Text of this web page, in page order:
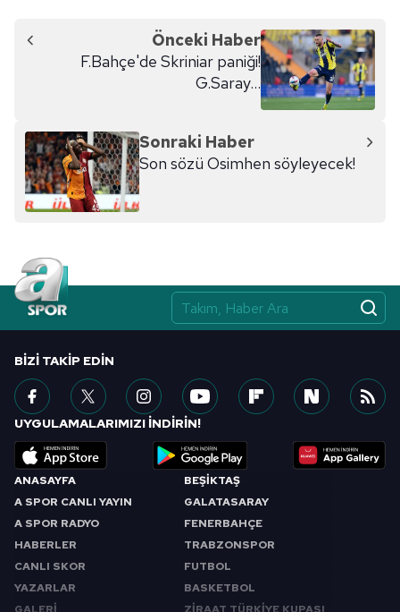
Önceki Haber
F.Bahçe'de Skriniar paniği!
G.Saray...
Sonraki Haber
Son sözü Osimhen söyleyecek!
ANASAYFA
A SPOR CANLI YAYIN
A SPOR RADYO
HABERLER
CANLI SKOR
YAZARLAR
BEŞİKTAŞ
GALATASARAY
FENERBAHÇE
TRABZONSPOR
FUTBOL
BASKETBOL
BIZI TAKIP EDIN
UYGULAMALARIMIZI İNDİRİN!